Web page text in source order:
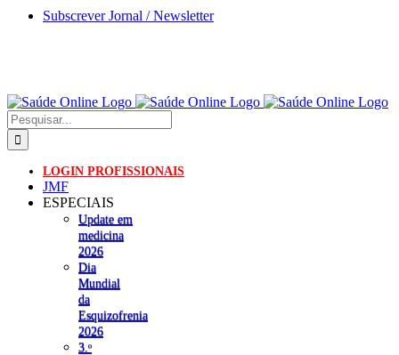
Skip
Subscrever Jornal / Newsletter
Pesquisar
LOGIN PROFISSIONAIS
JMF
ESPECIAIS
Update em
medicina
2026
Dia
Mundial
da
Esquizofrenia
2026
3.ᵒ